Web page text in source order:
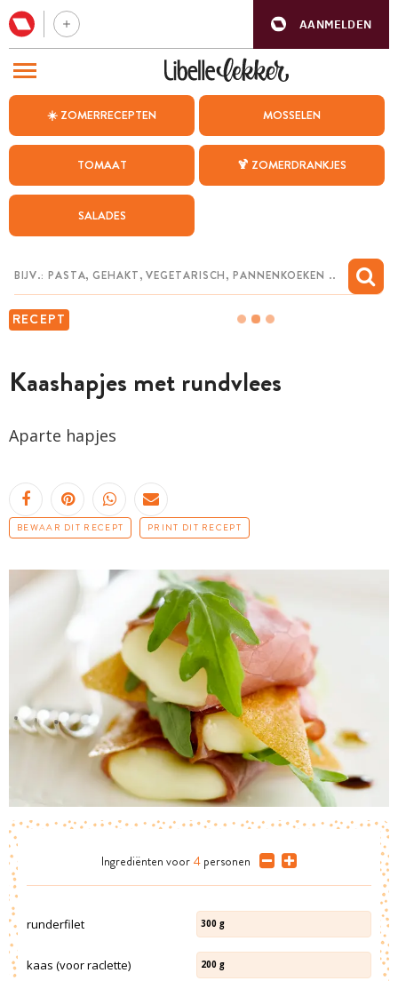
AANMELDEN
☀️ ZOMERRECEPTEN MOSSELEN
TOMAAT 🍹 ZOMERDRANKJES
SALADES
RECEPT
Kaashapjes met rundvlees
Aparte hapjes
BEWAAR DIT RECEPT PRINT DIT RECEPT
Ingrediënten voor 4 personen
runderfilet 300 g
kaas (voor raclette) 200 g
BEZOEK ONZE ANDERE WEBSITES
WEEKMENU
CHAT MET MAIA
MIJN BEWAARDE RECEPTEN